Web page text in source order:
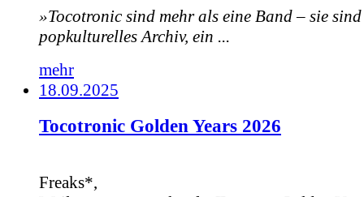
»Tocotronic sind mehr als eine Band – sie
popkulturelles Archiv, ein ...
mehr
18.09.2025
Tocotronic Golden Years 2026
Freaks*,